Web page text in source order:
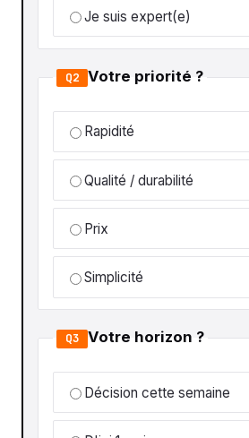
Je suis expert(e)
Q2 Votre priorité ?
Rapidité
Qualité / durabilité
Prix
Simplicité
Q3 Votre horizon ?
Décision cette semaine